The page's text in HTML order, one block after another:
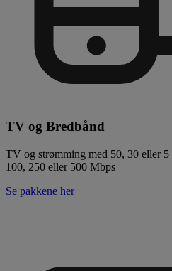
TV og Bredbånd
TV og strømming med 50, 30 eller
100, 250 eller 500 Mbps
Se pakkene her